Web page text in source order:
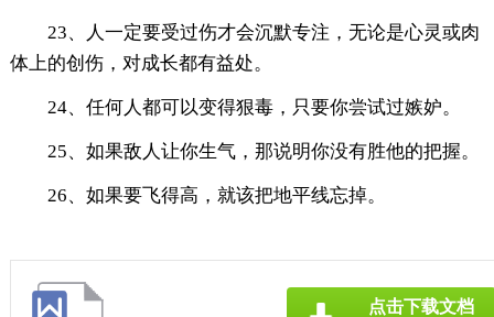
23、人一定要受过伤才会沉默专注，无论是心灵或肉
体上的创伤，对成长都有益处。
24、任何人都可以变得狠毒，只要你尝试过嫉妒。
25、如果敌人让你生气，那说明你没有胜他的把握。
26、如果要飞得高，就该把地平线忘掉。
点击下载文档